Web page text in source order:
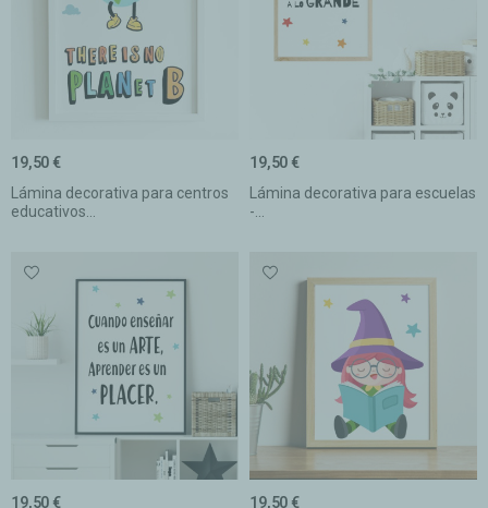
Lámina decorativa para centros
educativos...
19,50 €
Lámina decorativa para escuelas
-...
19,50 €
19,50 € 19,50 €